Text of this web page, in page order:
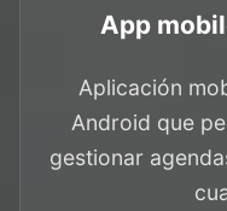
App
Aplicación
Android que
gestionar